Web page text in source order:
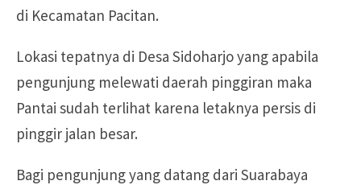
di Kecamatan Pacitan.
Lokasi tepatnya di Desa Sidoharjo yang apabila
pengunjung melewati daerah pinggiran maka
Pantai sudah terlihat karena letaknya persis di
pinggir jalan besar.
Bagi pengunjung yang datang dari Suarabaya